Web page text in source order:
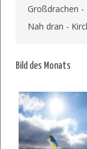
Großdrachen
Nah dran -
Bild des Monats